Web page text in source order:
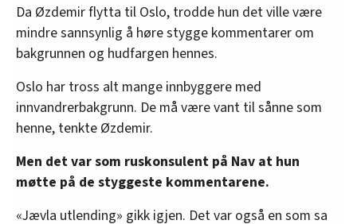
Da Øzdemir flytta til Oslo, trodde hun det ville være
mindre sannsynlig å høre stygge kommentarer om
bakgrunnen og hudfargen hennes.
Oslo har tross alt mange innbyggere med
innvandrerbakgrunn. De må være vant til sånne som
henne, tenkte Øzdemir.
Men det var som ruskonsulent på Nav at hun
møtte på de styggeste kommentarene.
«Jævla utlending» gikk igjen. Det var også en som sa